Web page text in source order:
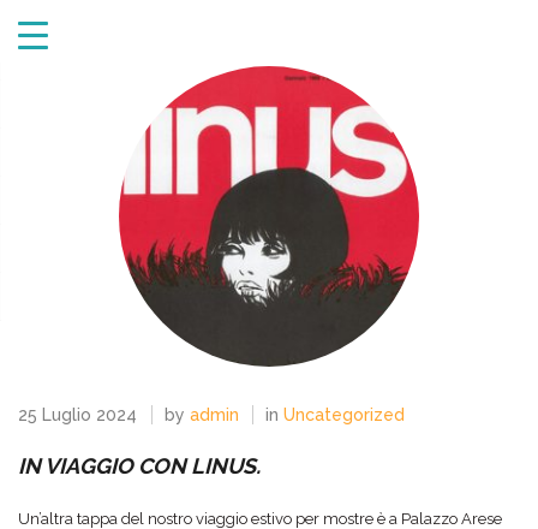
25 Luglio 2024 by admin in Uncategorized
IN VIAGGIO CON LINUS.
Un’altra tappa del nostro viaggio estivo per mostre è a Palazzo Arese